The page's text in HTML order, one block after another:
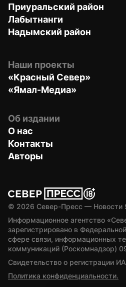
Приуральский район
Лабытнанги
Надымский район
Наши проекты
«Красный Север»
«Ямал-Медиа»
Об издании
О нас
Контакты
Авторы
© 2026 Север-Пресс — Новости
Информационное агентство
зарегистрировано в
сфере связи, информационных
коммуникаций (Роскомнадзор)
Свидетельство о регистрации
Политика конфиденциальности.